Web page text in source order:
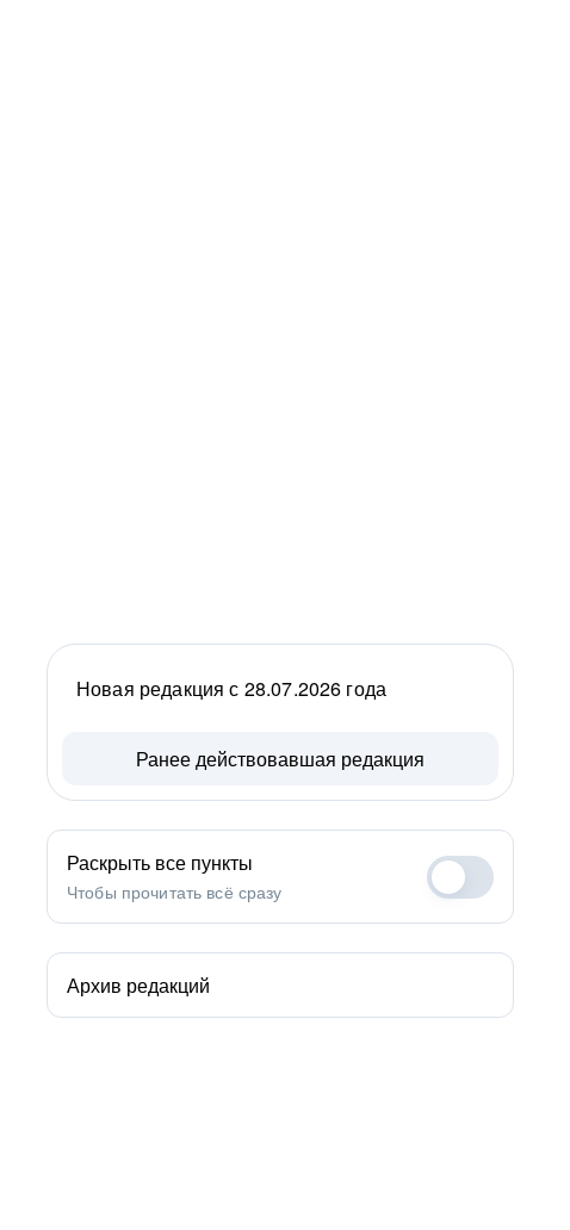
Новая редакция с 28.07.2026 года
Ранее действовавшая редакция
Раскрыть все пункты
Чтобы прочитать всё сразу
Архив редакций